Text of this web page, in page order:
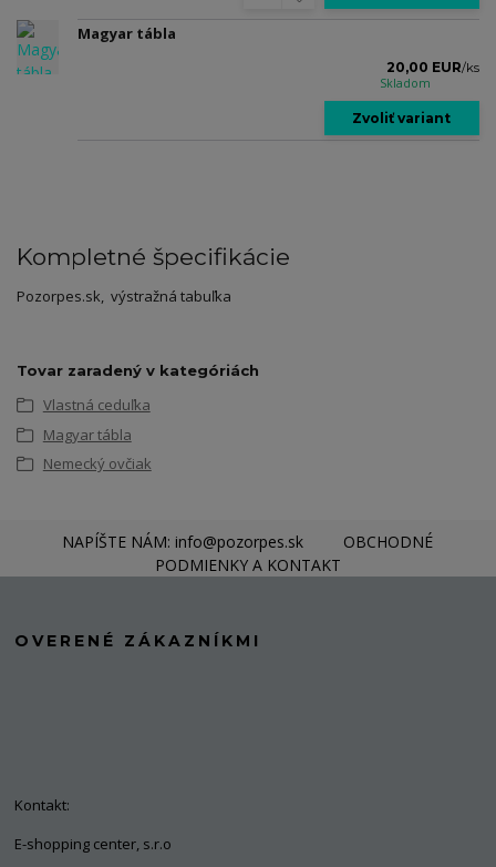
Magyar tábla
20,00 EUR/ks
Skladom
Zvoliť variant
Kompletné špecifikácie
Pozorpes.sk, výstražná tabuľka
Tovar zaradený v kategóriách
Vlastná ceduľka
Magyar tábla
Nemecký ovčiak
NAPÍŠTE NÁM: info@pozorpes.sk
OBCHODNÉ
PODMIENKY A KONTAKT
OVERENÉ ZÁKAZNÍKMI
Kontakt:
E-shopping center, s.r.o